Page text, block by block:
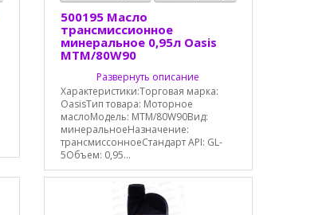
500195 Масло
трансмиссионное
минеральное 0,95л Oasis
MTM/80W90
Развернуть описание
Характеристики:Торговая марка:
OasisТип товара: Моторное
маслоМодель: MTM/80W90Вид:
минеральноеНазначение:
трансмиссонноеСтандарт API: GL-
5Объем: 0,95...